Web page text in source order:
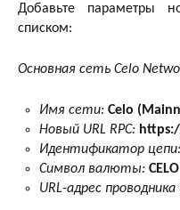
Добавьте параметры
списком:
Основная сеть Celo
Имя сети: Celo
Новый URL RPC:
Идентификатор цепи:
Символ валюты: CELO
URL-адрес проводника